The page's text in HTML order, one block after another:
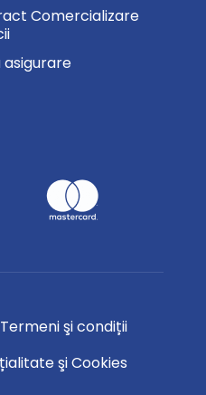
Comercializare
asigurare
Termeni şi condiții
şi Cookies